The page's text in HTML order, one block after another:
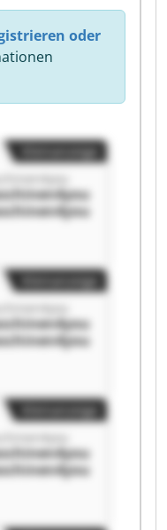
oder
Kleinanzeige
Kleinanzeige